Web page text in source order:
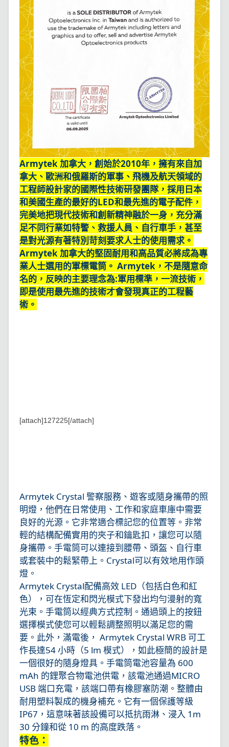
Armytek 加拿大，創始於2010年，擁有來自加
拿大、歐洲和俄羅斯的軍事、飛機及航天領域的
工程師設計家的國際性技術研發團隊，採用日本
和美國生產的最好的LED和最先進的電子配件，
完美地把現代技術和創新精神融於一身，充分滿
足不同行業如特警、救援人員、自行車手，甚至
是對光源有著特別苛刻要求人士的使用需求。
Armytek 加拿大的堅固耐用和高品質必將成為專
業人士選用的軍標電筒。 Armytek，不是隨意命
名的，反映的主要理念為:軍用標準，一流技術，
即是使用最先進的技術才會發現真正的工程藝
術。
[attach]127225[/attach]
Armytek Crystal 警察服務、遊客或隨身攜帶的照
明燈，他們在日常使用、工作和家庭車庫中需要
良好的光源。它非常適合標記您的位置等。非常
輕的結構配備實用的夾子和鑰匙扣，讓您可以隨
身攜帶。手電筒可以連接到腰帶、頭盔、自行車
或套裝中的鬆緊帶上。Crystal可以有效地用作頭
燈。
Armytek Crystal配備高效 LED（包括白色和紅
色），可在恆定和閃光模式下發出均勻漫射的寬
光束。手電筒以經典方式控制。通過頭上的按鈕
選擇模式使您可以輕鬆調整照明以滿足您的需
要。此外，滿電後， Armytek Crystal WRB 可工
作長達54 小時（5 lm 模式），如此極簡的設計是
一個很好的隨身燈具。手電筒電池容量為 600
mAh 的鋰聚合物電池供電，該電池通過MICRO
USB 端口充電，該端口帶有橡膠塞防潮。整體由
耐用塑料製成的機身補充。它有一個保護等級
IP67，這意味著該設備可以抵抗雨淋、浸入 1m
30 分鐘和從 10 m 的高度跌落。
特色：